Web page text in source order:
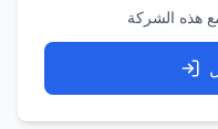
هذه الشركة